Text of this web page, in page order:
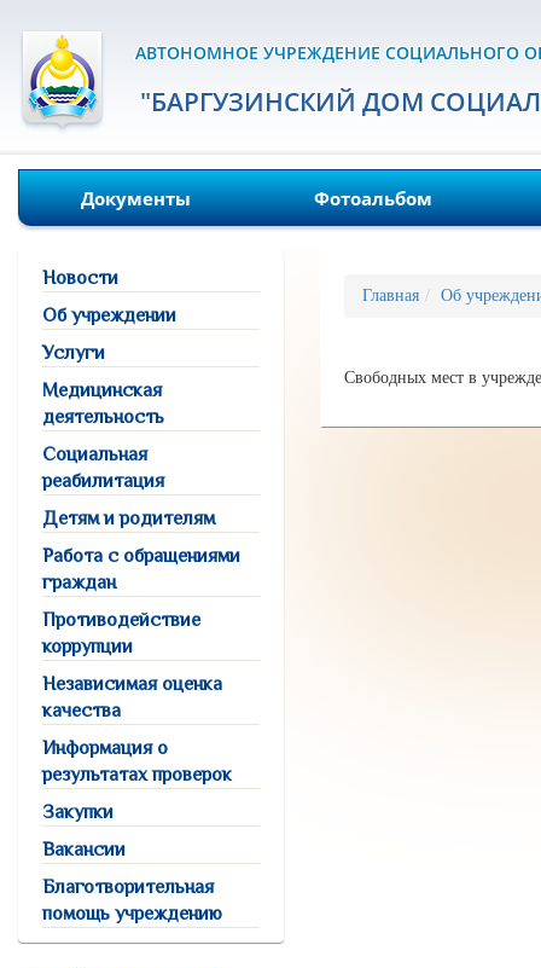
АВТОНОМНОЕ УЧРЕЖДЕНИЕ СОЦИАЛЬНОГО
"БАРГУЗИНСКИЙ ДОМ
Документы Фотоальбом
Новости
Об учреждении
Услуги
Медицинская
деятельность
Социальная
реабилитация
Детям и родителям
Работа с обращениями
граждан
Противодействие
коррупции
Независимая оценка
качества
Информация о
результатах проверок
Закупки
Вакансии
Благотворительная
помощь учреждению
Главная Об
Свободных мест в